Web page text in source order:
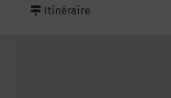
Itinéraire